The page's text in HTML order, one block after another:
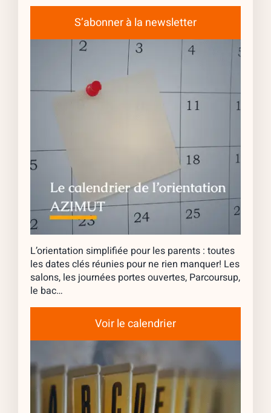
S’abonner à la newsletter
L’orientation simplifiée pour les parents : toutes
les dates clés réunies pour ne rien manquer! Les
salons, les journées portes ouvertes, Parcoursup,
le bac…
Voir le calendrier